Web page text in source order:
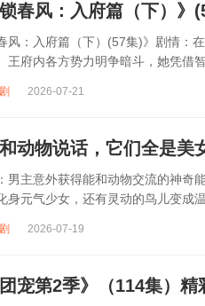
锁春风：入府篇（下）
风：入府篇（下）(57集)》剧情：
王府内各方势力明争暗斗，她凭借
2026-07-21
和动物说话，它们全是
男主意外获得能和动物交流的神奇
身元气少女，还有灵动的鸟儿变成
2026-07-19
团宠第2季》（114集）